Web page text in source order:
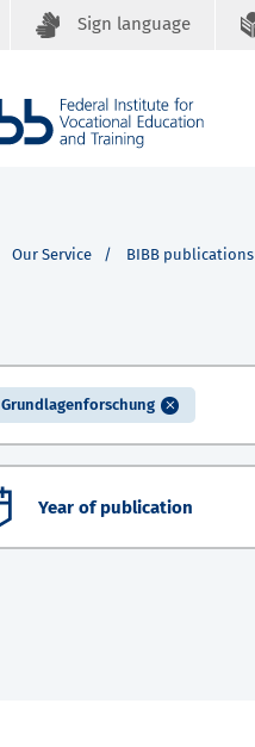
Sign language
Our Service BIBB publications
Grundlagenforschung
Year of publication